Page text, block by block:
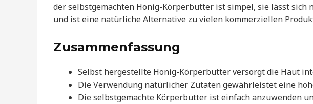
der selbstgemachten Honig-Körperbutter ist simpel, sie lässt sich
und ist eine natürliche Alternative zu vielen kommerziellen
Zusammenfassung
Selbst hergestellte Honig-Körperbutter versorgt die Haut
Die Verwendung natürlicher Zutaten gewährleistet eine
Die selbstgemachte Körperbutter ist einfach anzuwenden